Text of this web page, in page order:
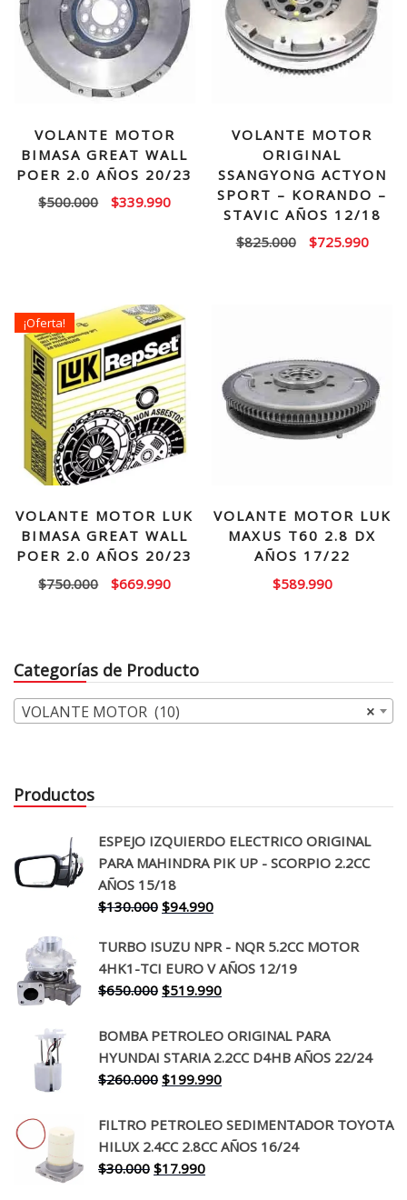
VOLANTE MOTOR
BIMASA GREAT WALL
POER 2.0 AÑOS 20/23
$500.000
El
$339.990El
VOLANTE MOTOR
ORIGINAL
SSANGYONG ACTYON
SPORT – KORANDO –
STAVIC AÑOS 12/18
$825.000
El
$725.990El
¡Oferta!
VOLANTE MOTOR LUK
BIMASA GREAT WALL
POER 2.0 AÑOS 20/23
$750.000
El
$750.000.
$669.990El
$669.990.
VOLANTE MOTOR LUK
MAXUS T60 2.8 DX
AÑOS 17/22
$589.990
Categorías de Producto
×
VOLANTE MOTOR (10)
Productos
ESPEJO IZQUIERDO ELECTRICO ORIGINAL
PARA MAHINDRA PIK UP - SCORPIO 2.2CC
AÑOS 15/18
$130.000 El
original
era:
$130.000.
$94.990El
actual
es:
$94.990.
TURBO ISUZU NPR - NQR 5.2CC MOTOR
4HK1-TCI EURO V AÑOS 12/19
$650.000 El
original
era:
$650.000.
$519.990El
actual
es:
$519.990.
BOMBA PETROLEO ORIGINAL PARA
HYUNDAI STARIA 2.2CC D4HB AÑOS 22/24
$260.000 El
original
era:
$260.000.
$199.990El
actual
es:
FILTRO PETROLEO SEDIMENTADOR TOYOTA
HILUX 2.4CC 2.8CC AÑOS 16/24
$30.000 El
$17.990El